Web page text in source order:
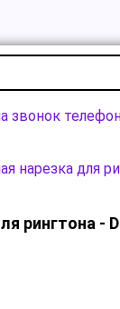
звонок
нарезка для
рингтона -